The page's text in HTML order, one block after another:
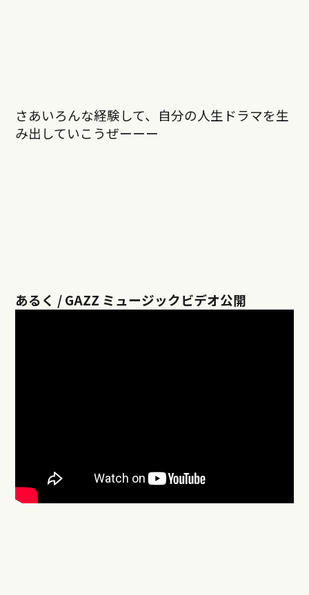
さあいろんな経験して、自分の人生ドラマを生
み出していこうぜーーー
あるく / GAZZ ミュージックビデオ公開